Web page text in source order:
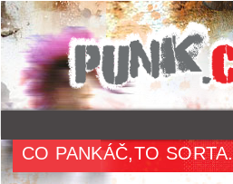
CO PANKÁČ,TO